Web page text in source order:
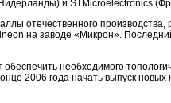
и STMicroelectronics
отечественного производства,
на заводе «Микрон».
необходимого
2006 года начать выпуск